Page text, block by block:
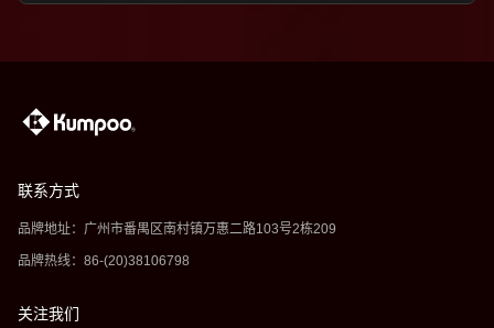
联系方式
品牌地址：广州市番禺区南村镇万惠二路103号2栋209
品牌热线：86-(20)38106798
关注我们